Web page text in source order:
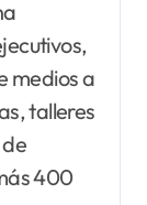
medios a
talleres
400